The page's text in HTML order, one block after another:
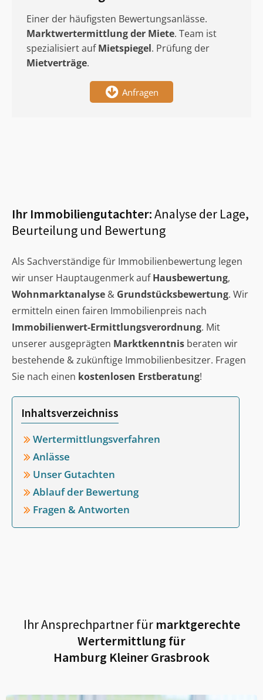
Einer der häufigsten Bewertungsanlässe.
Marktwertermittlungder Miete. Team ist
spezialisiert aufMietspiegel. Prüfung der
Mietverträge.
Anfragen
Ihr Immobiliengutachter:Analyse der Lage,
Beurteilung und Bewertung
Als Sachverständige für Immobilienbewertung legen
wir unser Hauptaugenmerk aufHausbewertung,
Wohnmarktanalyse & Grundstücksbewertung. Wir
ermitteln einen fairen Immobilienpreis nach
Immobilienwert-Ermittlungsverordnung. Mit
unserer ausgeprägten Marktkenntnis beraten wir
bestehende & zukünftige Immobilienbesitzer. Fragen
Sie nach einen kostenlosen Erstberatung!
Inhaltsverzeichniss
Wertermittlungsverfahren
Anlässe
Unser Gutachten
Ablauf der Bewertung
Fragen & Antworten
Ihr Ansprechpartner fürmarktgerechte
Wertermittlung für
Hamburg Kleiner Grasbrook